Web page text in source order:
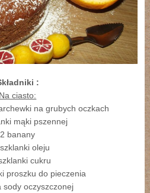
:
Na ciasto:
na grubych oczkach
mąki pszennej
2 banany
oleju
cukru
proszku do pieczenia
sody oczyszczonej